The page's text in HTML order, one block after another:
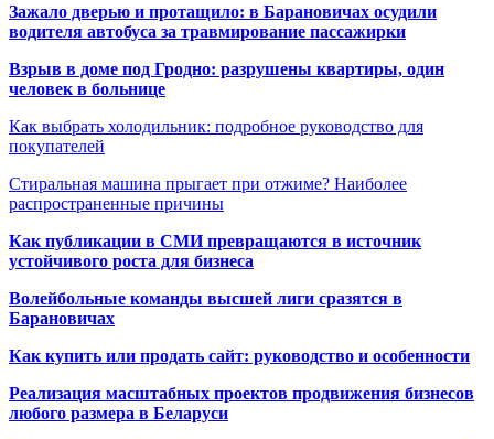
Зажало дверью и протащило: в Барановичах осудили
водителя автобуса за травмирование пассажирки
Взрыв в доме под Гродно: разрушены квартиры, один
человек в больнице
Как выбрать холодильник: подробное руководство для
покупателей
Стиральная машина прыгает при отжиме? Наиболее
распространенные причины
Как публикации в СМИ превращаются в источник
устойчивого роста для бизнеса
Волейбольные команды высшей лиги сразятся в
Барановичах
Как купить или продать сайт: руководство и особенности
Реализация масштабных проектов продвижения бизнесов
любого размера в Беларуси